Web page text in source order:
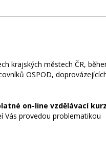
krajských městech ČR,
OSPOD,
on-line vzdělávací
Vás provedou problematikou